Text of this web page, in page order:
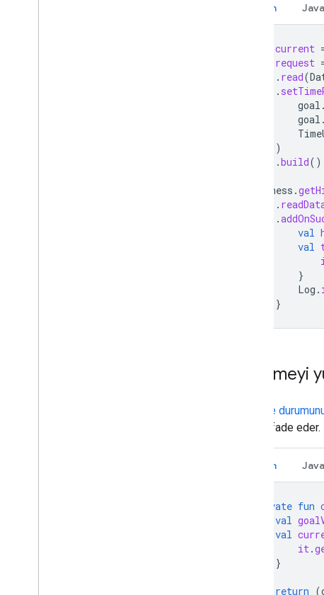
Kotlin Java
current
request
. read(
.
goal .
goal .
)
.build()
Fitness .
.
.
val
val
}
Log .
}
İlerlemeyi
İlerleme
olarak ifade eder.
Kotlin Java
private fun
val
val
it.
}
return (